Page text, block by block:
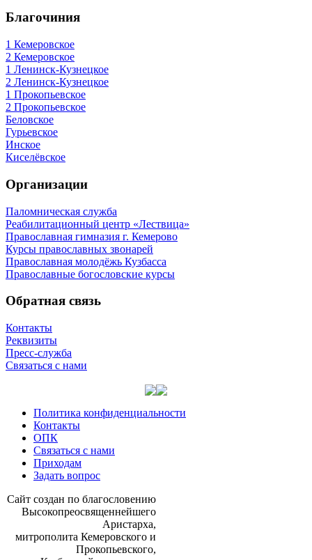
Благочиния
1 Кемеровское
2 Кемеровское
1 Ленинск-Кузнецкое
2 Ленинск-Кузнецкое
1 Прокопьевское
2 Прокопьевское
Беловское
Гурьевское
Инское
Киселёвское
Организации
Паломническая служба
Реабилитационный центр «Лествица»
Православная гимназия г. Кемерово
Курсы православных звонарей
Православная молодёжь Кузбасса
Православные богословские курсы
Обратная связь
Контакты
Реквизиты
Пресс-служба
Связаться с нами
Политика конфиденциальности
Контакты
ОПК
Связаться с нами
Приходам
Задать вопрос
Сайт со­здан по бла­го­сло­ве­нию
Вы­со­ко­прео­свя­щен­ней­ше­го
Ари­стар­ха,
мит­ро­по­ли­та Ке­ме­ров­ско­го и
Про­ко­пьев­ско­го,